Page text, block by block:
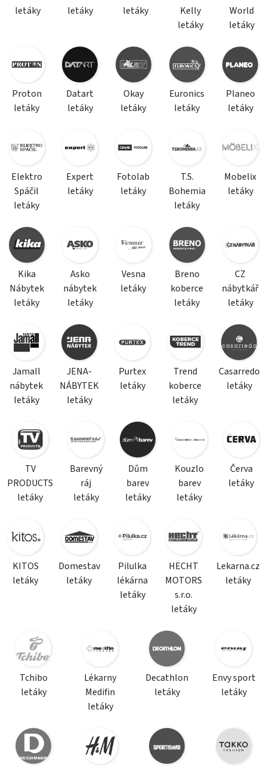
letáky
letáky
letáky
Kelly
letáky
World
letáky
Proton
letáky
Datart
letáky
Okay
letáky
Euronics
letáky
Planeo
letáky
Elektro
Spáčil
letáky
Expert
letáky
Fotolab
letáky
T.S.
Bohemia
letáky
Mobelix
letáky
Kika
Nábytek
letáky
Asko
nábytek
letáky
Vesna
letáky
Breno
koberce
letáky
CZ
nábytkář
letáky
Jamall
nábytek
letáky
JENA-
NÁBYTEK
letáky
Purtex
letáky
Trend
koberce
letáky
Casarredo
letáky
TV
PRODUCTS
letáky
Barevný
ráj
letáky
Dům
barev
letáky
Kouzlo
barev
letáky
Červa
letáky
KITOS
letáky
Domestav
letáky
Pilulka
lékárna
letáky
HECHT
MOTORS
s.r.o.
letáky
Lekarna.cz
letáky
Tchibo
letáky
Lékarny
Medifin
letáky
Decathlon
letáky
Envy sport
letáky